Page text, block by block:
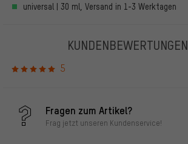
universal | 30 ml, Versand in 1-3 Werktagen
KUNDENBEWERTUNGEN
5
Fragen zum Artikel?
Frag jetzt unseren Kundenservice!